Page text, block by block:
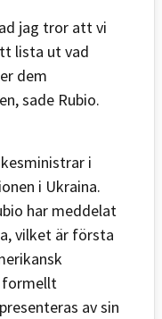
jag tror att vi
lista ut vad
dem
sade Rubio.
i
i Ukraina.
har meddelat
vilket är första
av sin